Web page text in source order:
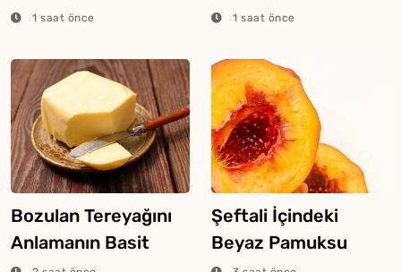
1 saat önce
Noktaları
1 saat önce
Bozulan Tereyağını
Anlamanın Basit
Şeftali İçindeki
Beyaz Pamuksu